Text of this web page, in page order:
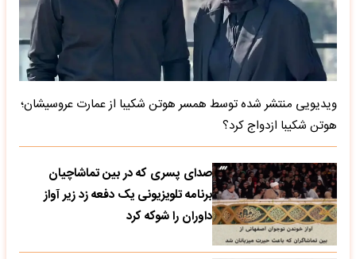
ویدیویی منتشر شده توسط همسر هوتن شکیبا از عمارت عروسیشان؛
هوتن شکیبا ازدواج کرد؟
صدای پسری که در بین تماشاچیان
برنامه تلویزیونی یک دفعه زد زیر آواز
داوران را شوکه کرد